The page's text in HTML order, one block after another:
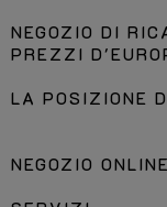
NEGOZIO DI
PREZZI
LA POSIZIONE
NEGOZIO